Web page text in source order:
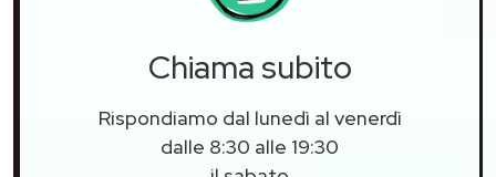
Chiama subito
Rispondiamo dal lunedì al venerdì
dalle 8:30 alle 19:30